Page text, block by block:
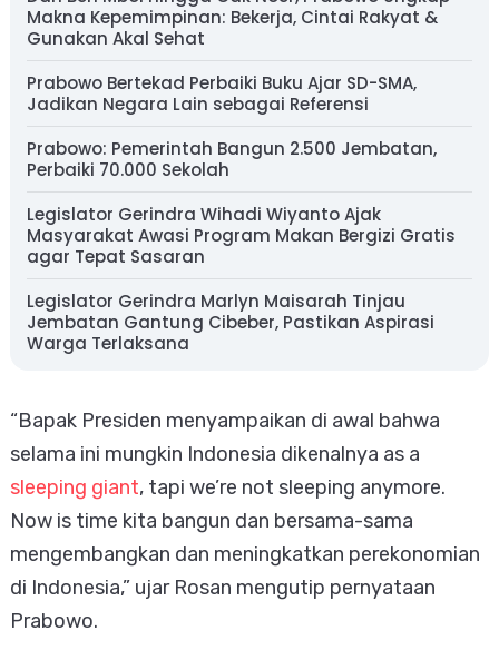
Makna Kepemimpinan: Bekerja, Cintai Rakyat &
Gunakan Akal Sehat
Prabowo Bertekad Perbaiki Buku Ajar SD-SMA,
Jadikan Negara Lain sebagai Referensi
Prabowo: Pemerintah Bangun 2.500 Jembatan,
Perbaiki 70.000 Sekolah
Legislator Gerindra Wihadi Wiyanto Ajak
Masyarakat Awasi Program Makan Bergizi Gratis
agar Tepat Sasaran
Legislator Gerindra Marlyn Maisarah Tinjau
Jembatan Gantung Cibeber, Pastikan Aspirasi
Warga Terlaksana
“Bapak Presiden menyampaikan di awal bahwa
selama ini mungkin Indonesia dikenalnya as a
sleeping giant, tapi we’re not sleeping anymore.
Now is time kita bangun dan bersama-sama
mengembangkan dan meningkatkan perekonomian
di Indonesia,” ujar Rosan mengutip pernyataan
Prabowo.